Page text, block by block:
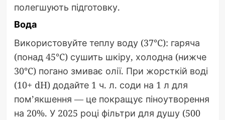
полегшують підготовку.
Вода
Використовуйте теплу воду (37°C): гаряча
(понад 45°C) сушить шкіру, холодна (нижче
30°C) погано змиває олії. При жорсткій воді
(10+ dH) додайте 1 ч. л. соди на 1 л для
пом’якшення — це покращує піноутворення
на 20%. У 2025 році фільтри для душу (500